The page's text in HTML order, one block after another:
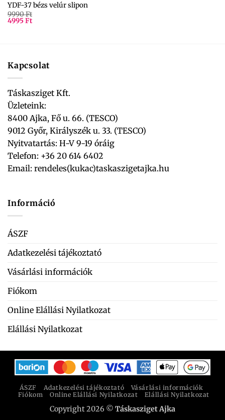
YDF-37 bézs velúr slipon
9990Ft
4995Ft
Kapcsolat
Táskasziget Kft.
Üzleteink:
8400 Ajka, Fő u. 66. (TESCO)
9012 Győr, Királyszék u. 33. (TESCO)
Nyitvatartás: H-V 9-19 óráig
Telefon: +36 20 614 6402
Email: rendeles(kukac)taskaszigetajka.hu
Információ
ÁSZF
Adatkezelési tájékoztató
Vásárlási információk
Fiókom
Online Elállási Nyilatkozat
Elállási Nyilatkozat
ÁSZF Adatkezelési tájékoztató
Vásárlási információk
Fiókom
Online Elállási Nyilatkozat Elállási Nyilatkozat
Copyright 2026 © Táskasziget Ajka